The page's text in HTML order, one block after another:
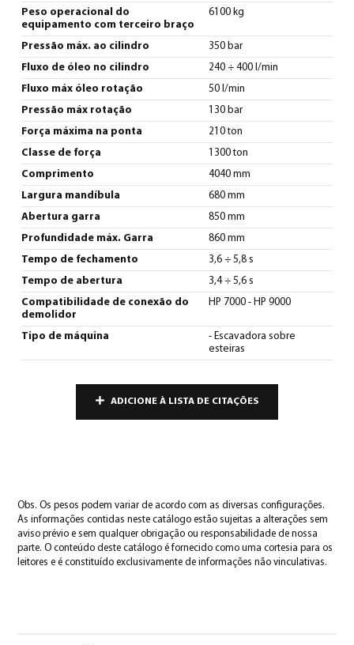
Peso operacional do
equipamento com terceiro braço
6100 kg
Pressão máx. ao cilindro 350 bar
Fluxo de óleo no cilindro 240 ÷ 400 l/min
Fluxo máx óleo rotação 50 l/min
Pressão máx rotação 130 bar
Força máxima na ponta 210 ton
Classe de força 1300 ton
Comprimento 4040 mm
Largura mandíbula 680 mm
Abertura garra 850 mm
Profundidade máx. Garra 860 mm
Tempo de fechamento 3,6 ÷ 5,8 s
Tempo de abertura 3,4 ÷ 5,6 s
Compatibilidade de conexão do
demolidor
HP 7000 - HP 9000
Tipo de máquina
- Escavadora sobre
esteiras
ADICIONE À LISTA DE CITAÇÕES
Obs. Os pesos podem variar de acordo com as diversas configurações.
As informações contidas neste catálogo estão sujeitas a alterações sem
aviso prévio e sem qualquer obrigação ou responsabilidade de nossa
parte. O conteúdo deste catálogo é fornecido como uma cortesia para os
leitores e é constituído exclusivamente de informações não vinculativas.